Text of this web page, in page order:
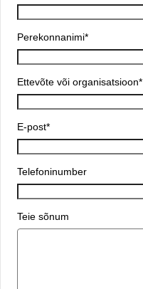
Perekonnanimi*
Ettevõte või organisatsioon*
E-post*
Telefoninumber
Teie sõnum